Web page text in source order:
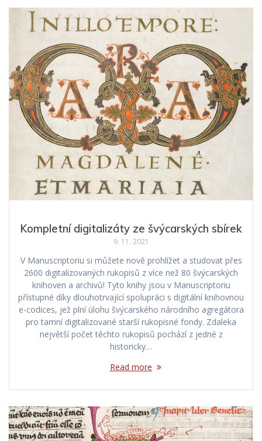
Kompletní digitalizáty ze švýcarských sbírek
9. 11. 2021
V Manuscriptoriu si můžete nově prohlížet a studovat přes
2600 digitalizovaných rukopisů z více než 80 švýcarských
knihoven a archivů! Tyto knihy jsou v Manuscriptoriu
přístupné díky dlouhotrvající spolupráci s digitální knihovnou
e-codices, jež plní úlohu švýcarského národního agregátora
pro tamní digitalizované starší rukopisné fondy. Zdaleka
největší počet těchto rukopisů pochází z jedné z
historicky…
Read more